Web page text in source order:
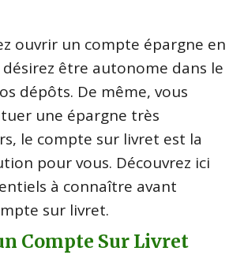
ouvrir un compte épargne en
désirez être autonome dans le
dépôts. De même, vous
une épargne très
le compte sur livret est la
pour vous. Découvrez ici
à connaître avant
sur livret.
Compte Sur Livret